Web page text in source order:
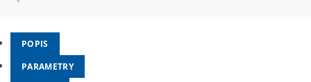
POPIS
PARAMETRY